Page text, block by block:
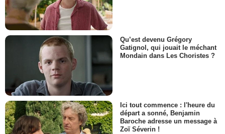
Qu’est devenu Grégory
Gatignol, qui jouait le méchant
Mondain dans Les Choristes ?
Ici tout commence : l'heure du
départ a sonné, Benjamin
Baroche adresse un message à
Zoï Séverin !